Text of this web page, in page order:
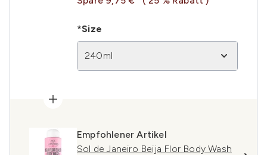
*Size
240ml
Empfohlener Artikel
Sol de Janeiro Beija Flor Body Wash